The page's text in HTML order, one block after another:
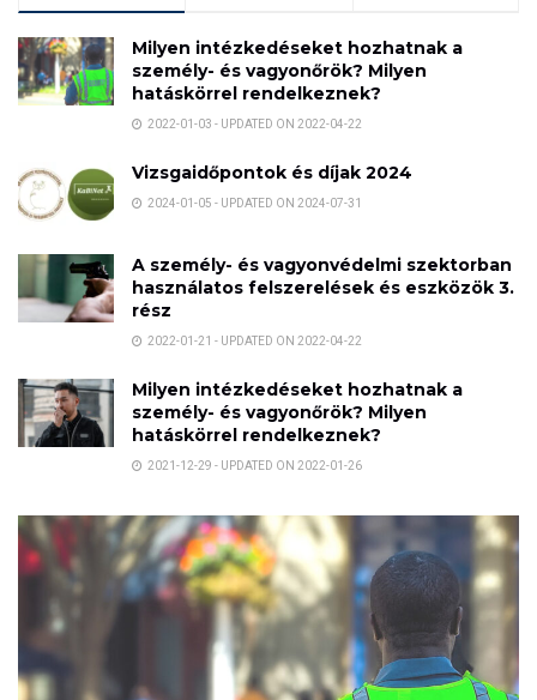
Milyen intézkedéseket hozhatnak a
személy- és vagyonőrök? Milyen
hatáskörrel rendelkeznek?
2022-01-03 - UPDATED ON 2022-04-22
Vizsgaidőpontok és díjak 2024
2024-01-05 - UPDATED ON 2024-07-31
A személy- és vagyonvédelmi szektorban
használatos felszerelések és eszközök 3.
rész
2022-01-21 - UPDATED ON 2022-04-22
Milyen intézkedéseket hozhatnak a
személy- és vagyonőrök? Milyen
hatáskörrel rendelkeznek?
2021-12-29 - UPDATED ON 2022-01-26